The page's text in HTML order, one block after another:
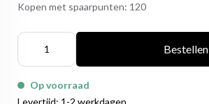
Kopen met spaarpunten: 120
Bestellen
Op voorraad
Levertijd: 1-2 werkdagen